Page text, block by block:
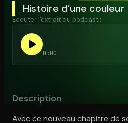
Histoire d’une couleur
Écouter l'extrait du podcast :
0:00
Description
Avec ce nouveau chapitre de